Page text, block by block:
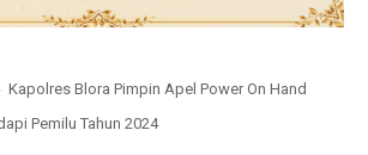
Kapolres Blora Pimpin Apel Power On Hand
Pemilu Tahun 2024